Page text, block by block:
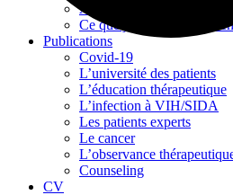
Avoir 15 ans en 1968 : ce
Ce que je dois aux
Publications
Covid-19
L’université des patients
L’éducation thérapeutique
L’infection à VIH/SIDA
Les patients experts
Le cancer
L’observance
Counseling
CV